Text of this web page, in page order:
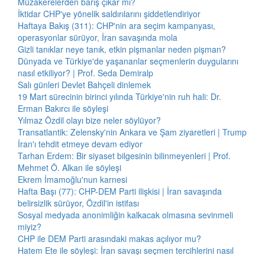
İktidar CHP'ye yönelik saldırılarını şiddetlendiriyor
Haftaya Bakış (311): CHP'nin ara seçim kampanyası,
operasyonlar sürüyor, İran savaşında mola
Gizli tanıklar neye tanık, etkin pişmanlar neden pişman?
Dünyada ve Türkiye'de yaşananlar seçmenlerin duygularını
nasıl etkiliyor? | Prof. Seda Demiralp
Salı günleri Devlet Bahçeli dinlemek
19 Mart sürecinin birinci yılında Türkiye'nin ruh hali: Dr.
Erman Bakırcı ile söyleşi
Yılmaz Özdil olayı bize neler söylüyor?
Transatlantik: Zelensky'nin Ankara ve Şam ziyaretleri | Trump
İran'ı tehdit etmeye devam ediyor
Tarhan Erdem: Bir siyaset bilgesinin bilinmeyenleri | Prof.
Mehmet Ö. Alkan ile söyleşi
Ekrem İmamoğlu'nun karnesi
Hafta Başı (77): CHP-DEM Parti ilişkisi | İran savaşında
belirsizlik sürüyor, Özdil'in istifası
Sosyal medyada anonimliğin kalkacak olmasına sevinmeli
miyiz?
CHP ile DEM Parti arasındaki makas açılıyor mu?
Hatem Ete ile söyleşi: İran savaşı seçmen tercihlerini nasıl